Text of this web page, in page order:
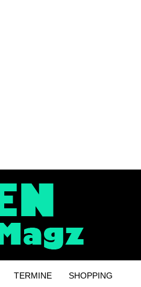
TERMINE SHOPPING